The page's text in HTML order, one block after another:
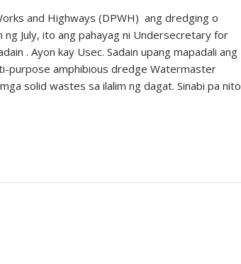
and Highways (DPWH) ang dredging o
July, ito ang pahayag ni Undersecretary for
. Ayon kay Usec. Sadain upang mapadali ang
purpose amphibious dredge Watermaster
solid wastes sa ilalim ng dagat. Sinabi pa nito